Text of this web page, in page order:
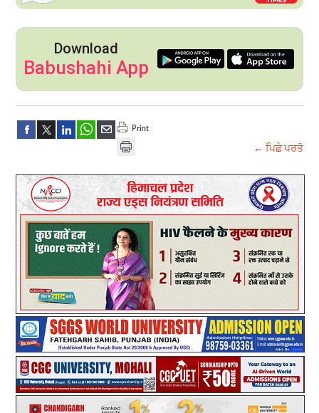
Download
Babushahi App
← ਪਿਛੇ ਪਰਤੋ